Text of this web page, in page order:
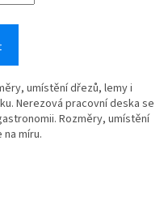
umístění dřezů, lemy i
Nerezová pracovní deska se
Rozměry, umístění
míru.